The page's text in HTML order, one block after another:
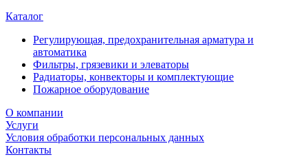
Каталог
Регулирующая, предохранительная арматура и
автоматика
Фильтры, грязевики и элеваторы
Радиаторы, конвекторы и комплектующие
Пожарное оборудование
О компании
Услуги
Условия обработки персональных данных
Контакты